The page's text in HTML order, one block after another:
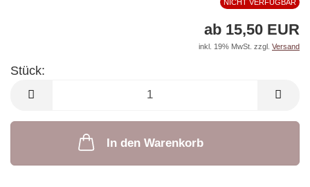
NICHT VERFÜGBAR
ab 15,50 EUR
inkl. 19% MwSt. zzgl. Versand
Stück:
Stück
In den Warenkorb